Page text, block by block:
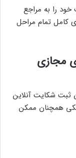
را به مراجع
کامل تمام مراحل
مجازی
ثبت شکایت آنلاین
همچنان ممکن